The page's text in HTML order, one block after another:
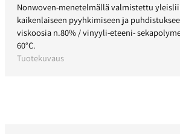
Nonwoven-menetelmällä valmistettu
kaikenlaiseen pyyhkimiseen ja
viskoosia n.80% / vinyyli-eteeni-
60°C.
Tuotekuvaus